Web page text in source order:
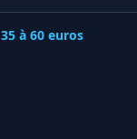
35 à 60 euros